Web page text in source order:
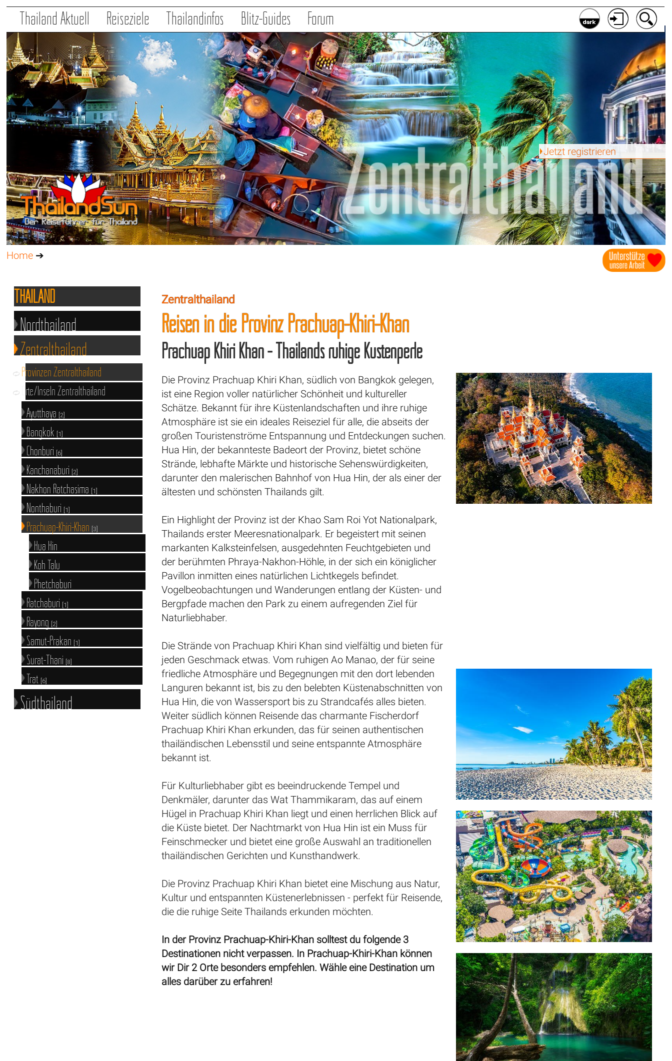
Thailand Aktuell Reiseziele Thailandinfos Blitz-Guides Forum
Jetzt registrieren
Home ➔
Zentralthailand
Reisen in die Provinz Prachuap-Khiri-Khan
Prachuap Khiri Khan - Thailands ruhige Küstenperle
Die Provinz Prachuap Khiri Khan, südlich von Bangkok gelegen,
ist eine Region voller natürlicher Schönheit und kultureller
Schätze. Bekannt für ihre Küstenlandschaften und ihre ruhige
Atmosphäre ist sie ein ideales Reiseziel für alle, die abseits der
großen Touristenströme Entspannung und Entdeckungen suchen.
Hua Hin, der bekannteste Badeort der Provinz, bietet schöne
Strände, lebhafte Märkte und historische Sehenswürdigkeiten,
darunter den malerischen Bahnhof von Hua Hin, der als einer der
ältesten und schönsten Thailands gilt.
Ein Highlight der Provinz ist der Khao Sam Roi Yot Nationalpark,
Thailands erster Meeresnationalpark. Er begeistert mit seinen
markanten Kalksteinfelsen, ausgedehnten Feuchtgebieten und
der berühmten Phraya-Nakhon-Höhle, in der sich ein königlicher
Pavillon inmitten eines natürlichen Lichtkegels befindet.
Vogelbeobachtungen und Wanderungen entlang der Küsten- und
Bergpfade machen den Park zu einem aufregenden Ziel für
Naturliebhaber.
Die Strände von Prachuap Khiri Khan sind vielfältig und bieten für
jeden Geschmack etwas. Vom ruhigen Ao Manao, der für seine
friedliche Atmosphäre und Begegnungen mit den dort lebenden
Languren bekannt ist, bis zu den belebten Küstenabschnitten von
Hua Hin, die von Wassersport bis zu Strandcafés alles bieten.
Weiter südlich können Reisende das charmante Fischerdorf
Prachuap Khiri Khan erkunden, das für seinen authentischen
thailändischen Lebensstil und seine entspannte Atmosphäre
bekannt ist.
Für Kulturliebhaber gibt es beeindruckende Tempel und
Denkmäler, darunter das Wat Thammikaram, das auf einem
Hügel in Prachuap Khiri Khan liegt und einen herrlichen Blick auf
die Küste bietet. Der Nachtmarkt von Hua Hin ist ein Muss für
Feinschmecker und bietet eine große Auswahl an traditionellen
thailändischen Gerichten und Kunsthandwerk.
Die Provinz Prachuap Khiri Khan bietet eine Mischung aus Natur,
Kultur und entspannten Küstenerlebnissen - perfekt für Reisende,
die die ruhige Seite Thailands erkunden möchten.
In der Provinz Prachuap-Khiri-Khan solltest du folgende 3
Destinationen nicht verpassen. In Prachuap-Khiri-Khan können
wir Dir 2 Orte besonders empfehlen. Wähle eine Destination um
alles darüber zu erfahren!
THAILAND
Nordthailand
Zentralthailand
Provinzen Zentralthailand
Orte/Inseln Zentralthailand
Ayutthaya [2]
Bangkok [1]
Chonburi [6]
Kanchanaburi [2]
Nakhon Ratchasima [1]
Nonthaburi [1]
Prachuap-Khiri-Khan [3]
Hua Hin
Koh Talu
Phetchaburi
Ratchaburi [1]
Rayong [2]
Samut-Prakan [1]
Surat-Thani [8]
Trat [6]
Südthailand